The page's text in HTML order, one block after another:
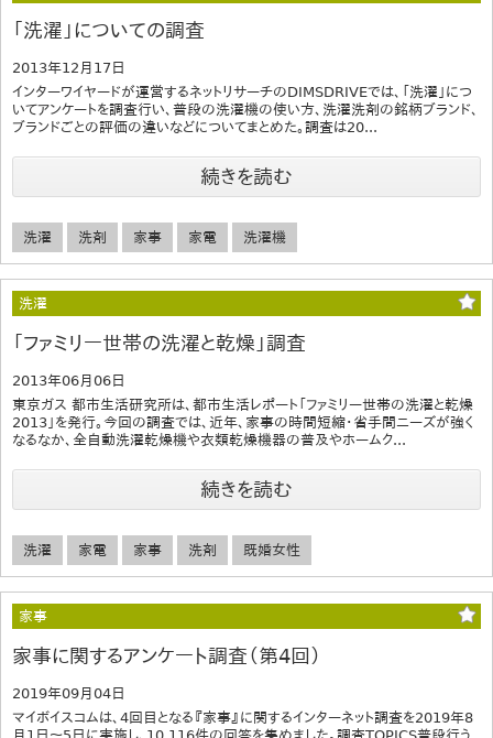
「洗濯」についての調査
2013年12月17日
インターワイヤードが運営するネットリサーチのDIMSDRIVEでは、「洗濯」につ
いてアンケートを調査行い、普段の洗濯機の使い方、洗濯洗剤の銘柄ブランド、
ブランドごとの評価の違いなどについてまとめた。調査は20...
続きを読む
洗濯 洗剤 家事 家電 洗濯機
洗濯
「ファミリー世帯の洗濯と乾燥」調査
2013年06月06日
東京ガス 都市生活研究所は、都市生活レポート「ファミリー世帯の洗濯と乾燥
2013」を発行。今回の調査では、近年、家事の時間短縮・省手間ニーズが強く
なるなか、全自動洗濯乾燥機や衣類乾燥機器の普及やホームク...
続きを読む
洗濯 家電 家事 洗剤 既婚女性
家事
家事に関するアンケート調査（第4回）
2019年09月04日
マイボイスコムは、4回目となる『家事』に関するインターネット調査を2019年8